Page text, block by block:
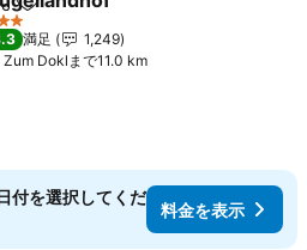
アお気に入りに追加
テルのランク
満足
1,249
Zum Doklまで11.0 km
付を選択してくだ
料金を表示